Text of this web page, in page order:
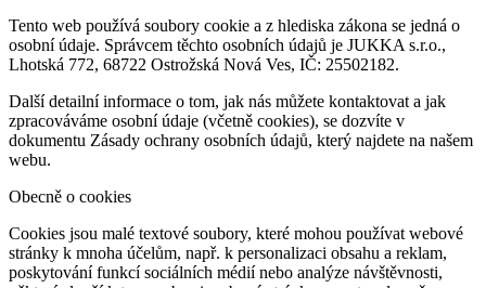
Tento web používá soubory cookie a z hlediska zákona se jedná o
osobní údaje. Správcem těchto osobních údajů je JUKKA s.r.o.,
Lhotská 772, 68722 Ostrožská Nová Ves, IČ: 25502182.
Další detailní informace o tom, jak nás můžete kontaktovat a jak
zpracováváme osobní údaje (včetně cookies), se dozvíte v
dokumentu Zásady ochrany osobních údajů, který najdete na našem
webu.
Obecně o cookies
Cookies jsou malé textové soubory, které mohou používat webové
stránky k mnoha účelům, např. k personalizaci obsahu a reklam,
poskytování funkcí sociálních médií nebo analýze návštěvnosti,